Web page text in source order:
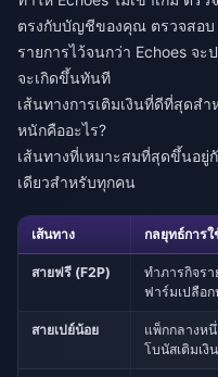
ตรงกับบัญชีของคุณ ตรวจสอบ
รายการไว้จนกว่า Echoes จ
จะเกิดขึ้นทันที
เส้นทางการเติมเงินที่ดีที่สุดส
หนักคืออะไร?
เส้นทางที่เหมาะสมที่สุดขึ้นอยู่
เดียวสำหรับทุกคน
เส้นทาง กลยุทธ์การใ
สายฟรี (F2P)
ทำภารกิจรา
ฟาร์มเปลือก
สายเปย์น้อย
แพ็กกลางห
โบนัสเติมเงิ